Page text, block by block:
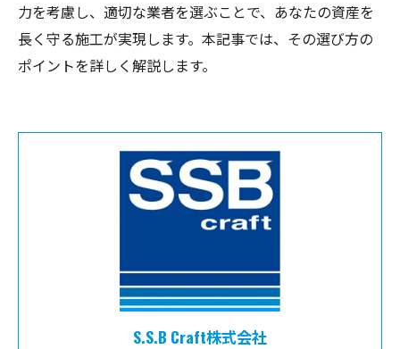
力を考慮し、適切な業者を選ぶことで、あなたの資産を
長く守る施工が実現します。本記事では、その選び方の
ポイントを詳しく解説します。
S.S.B Craft株式会社